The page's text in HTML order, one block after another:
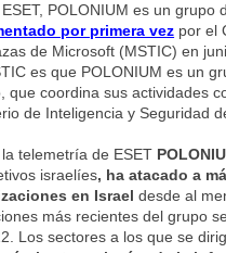
POLONIUM es un grupo
por primera vez por el
de Microsoft (MSTIC) en
es que POLONIUM es un
que coordina sus actividades
de Inteligencia y Seguridad
telemetría de ESET
israelíes, ha atacado a
en Israel desde al
más recientes del grupo
Los sectores a los que se